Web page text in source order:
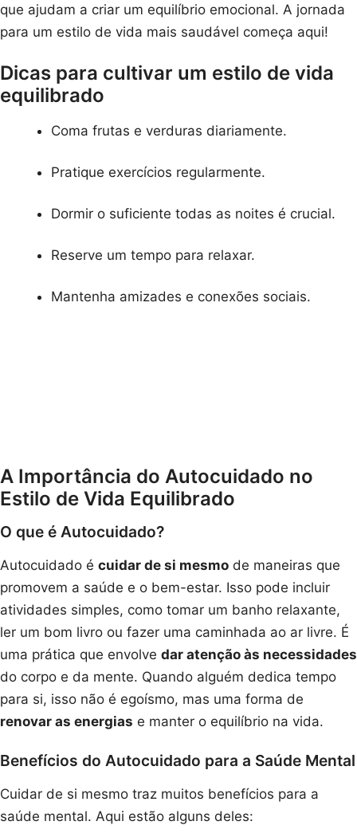
que ajudam a criar um equilíbrio emocional. A jornada
para um estilo de vida mais saudável começa aqui!
Dicas para cultivar um estilo de vida
equilibrado
Coma frutas e verduras diariamente.
Pratique exercícios regularmente.
Dormir o suficiente todas as noites é crucial.
Reserve um tempo para relaxar.
Mantenha amizades e conexões sociais.
A Importância do Autocuidado no
Estilo de Vida Equilibrado
O que é Autocuidado?
Autocuidado é cuidar de si mesmo de maneiras que
promovem a saúde e o bem-estar. Isso pode incluir
atividades simples, como tomar um banho relaxante,
ler um bom livro ou fazer uma caminhada ao ar livre. É
uma prática que envolve dar atenção às necessidades
do corpo e da mente. Quando alguém dedica tempo
para si, isso não é egoísmo, mas uma forma de
renovar as energias e manter o equilíbrio na vida.
Benefícios do Autocuidado para a Saúde Mental
Cuidar de si mesmo traz muitos benefícios para a
saúde mental. Aqui estão alguns deles: